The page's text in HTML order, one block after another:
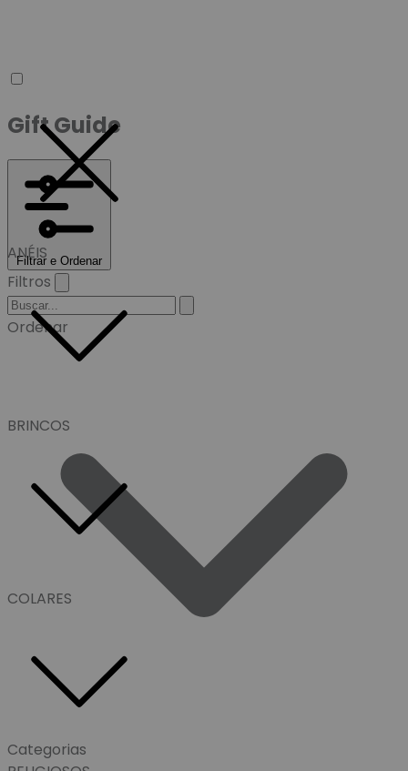
ANÉIS
BRINCOS
COLARES
Gift Guide
Filtrar e Ordenar
Filtros
Ordenar
Categorias